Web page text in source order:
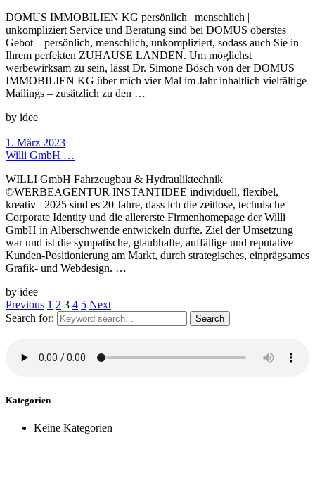
DOMUS IMMOBILIEN KG persönlich | menschlich |
unkompliziert Service und Beratung sind bei DOMUS oberstes
Gebot – persönlich, menschlich, unkompliziert, sodass auch Sie in
Ihrem perfekten ZUHAUSE LANDEN. Um möglichst
werbewirksam zu sein, lässt Dr. Simone Bösch von der DOMUS
IMMOBILIEN KG über mich vier Mal im Jahr inhaltlich vielfältige
Mailings – zusätzlich zu den …
by idee
1. März 2023
Willi GmbH …
WILLI GmbH Fahrzeugbau & Hydrauliktechnik
©WERBEAGENTUR INSTANTIDEE individuell, flexibel,
kreativ 2025 sind es 20 Jahre, dass ich die zeitlose, technische
Corporate Identity und die allererste Firmenhomepage der Willi
GmbH in Alberschwende entwickeln durfte. Ziel der Umsetzung
war und ist die sympatische, glaubhafte, auffällige und reputative
Kunden-Positionierung am Markt, durch strategisches, einprägsames
Grafik- und Webdesign. …
by idee
Previous 1 2 3 4 5 Next
Search for:
Kategorien
Keine Kategorien